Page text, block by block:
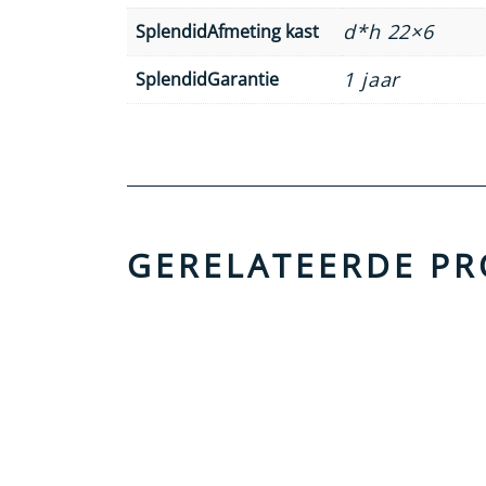
SplendidAfmeting kast d*h 22×6
SplendidGarantie 1 jaar
GERELATEERDE